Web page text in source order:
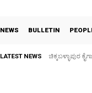
NEWS BULLETIN
LATEST NEWS ಚಿಕ್ಕಬಳ್ಳಾಪುರ
Kolar Silk